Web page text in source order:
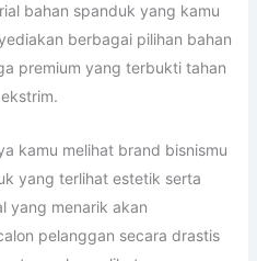
bahan spanduk yang kamu
berbagai pilihan bahan
premium yang terbukti tahan
kamu melihat brand bisnismu
yang terlihat estetik serta
yang menarik akan
pelanggan secara drastis